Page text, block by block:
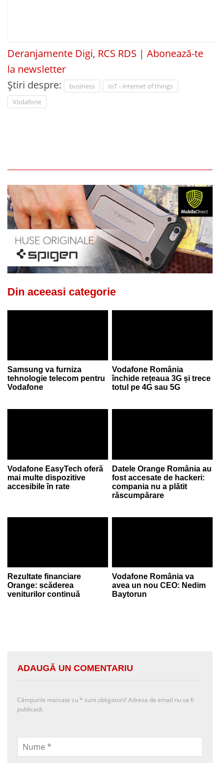
Deranjamente Digi, RCS RDS | Abonează-te
la newsletter
Știri despre:
business
IoT - internet of things
Vodafone
Din aceeasi categorie
Samsung va furniza
tehnologie telecom pentru
Vodafone
Vodafone România
închide rețeaua 3G și trece
totul pe 4G sau 5G
Vodafone EasyTech oferă
mai multe dispozitive
accesibile în rate
Datele Orange România au
fost accesate de hackeri:
compania nu a plătit
răscumpărare
Rezultate financiare
Orange: scăderea
veniturilor continuă
Vodafone România va
avea un nou CEO: Nedim
Baytorun
ADAUGĂ UN COMENTARIU
Câmpurile marcate cu * sunt obligatorii! Adresa de email nu va fi
publicată.